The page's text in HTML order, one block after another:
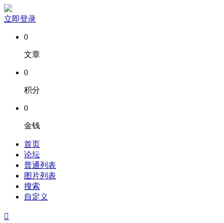
立即登录
0
文章
0
积分
0
金钱
首页
论坛
普通列表
图片列表
搜索
自定义
